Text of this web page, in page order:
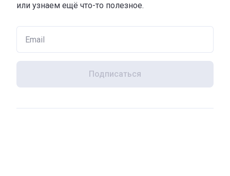
или узнаем ещё что-то полезное.
Подписаться